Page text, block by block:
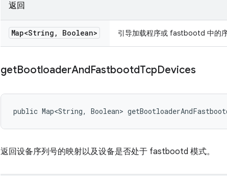
返回
Map<String , Boolean> 引导加载程序或 fastbootd 中的
getBootloaderAndFastbootdTcpDevices
public Map<String, Boolean>
返回设备序列号的映射以及设备是否处于 fastbootd 模式。